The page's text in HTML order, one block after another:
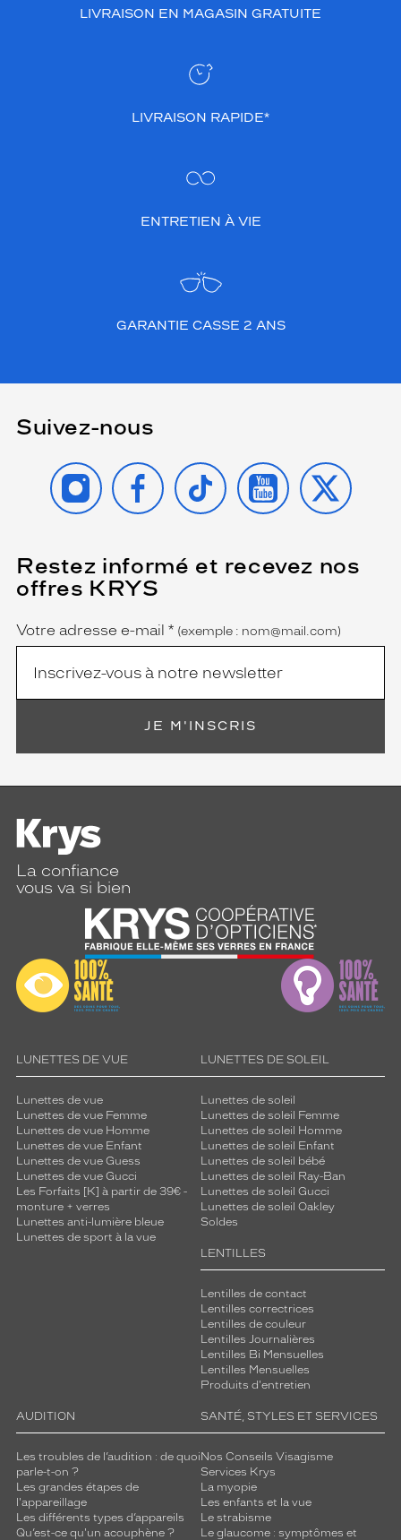
LIVRAISON EN MAGASIN GRATUITE
LIVRAISON RAPIDE*
ENTRETIEN À VIE
GARANTIE CASSE 2 ANS
Suivez-nous
INSTAGRAMFACEBOOK
TIKTOK YOUTUBE
X
Restez informé et recevez nos
offres KRYS
Name
Votre adresse e-mail *
(Ce
champ
est
(exemple : nom@mail.com)
JE M'INSCRIS
La confiance
vous va si bien
LUNETTES DE VUE
Lunettes de vue
Lunettes de vue Femme
Lunettes de vue Homme
Lunettes de vue Enfant
Lunettes de vue Guess
Lunettes de vue Gucci
Les Forfaits [K] à partir de 39€ -
monture + verres
Lunettes anti-lumière bleue
Lunettes de sport à la vue
LUNETTES DE SOLEIL
Lunettes de soleil
Lunettes de soleil Femme
Lunettes de soleil Homme
Lunettes de soleil Enfant
Lunettes de soleil bébé
Lunettes de soleil Ray-Ban
Lunettes de soleil Gucci
Lunettes de soleil Oakley
Soldes
LENTILLES
Lentilles de contact
Lentilles correctrices
Lentilles de couleur
Lentilles Journalières
Lentilles Bi Mensuelles
Lentilles Mensuelles
Produits d'entretien
AUDITION
Les troubles de l’audition : de quoi
parle-t-on ?
Les grandes étapes de
l'appareillage
Les différents types d’appareils
Qu’est-ce qu'un acouphène ?
SANTÉ, STYLES ET SERVICES
Nos Conseils Visagisme
Services Krys
La myopie
Les enfants et la vue
Le strabisme
Le glaucome : symptômes et